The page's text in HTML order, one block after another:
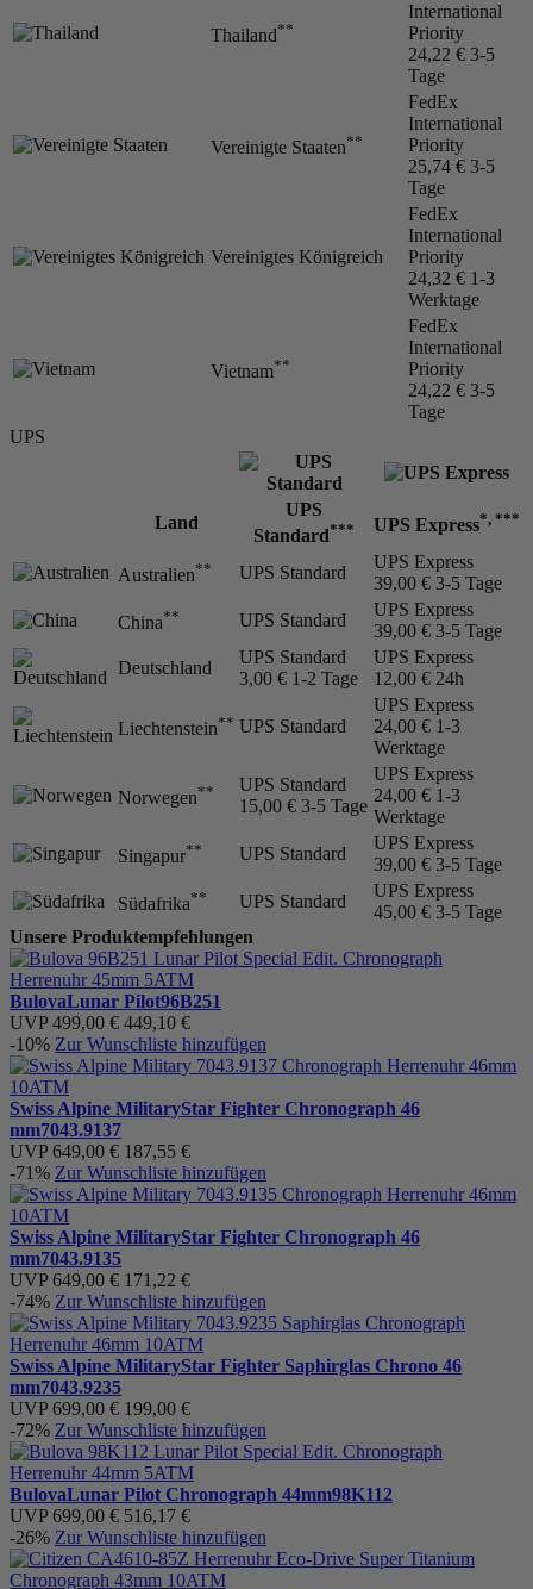
Thailand**
International
Priority
24,22 € 3-5
Tage
Vereinigte Staaten**
FedEx
International
Priority
25,74 € 3-5
Tage
Vereinigtes Königreich
FedEx
International
Priority
24,32 € 1-3
Werktage
Vietnam**
FedEx
International
Priority
24,22 € 3-5
Tage
UPS
Land
UPS
Standard*** UPS Express*, ***
Australien** UPS Standard
UPS Express
39,00 € 3-5 Tage
China** UPS Standard
UPS Express
39,00 € 3-5 Tage
Deutschland
UPS Standard
3,00 € 1-2 Tage
UPS Express
12,00 € 24h
Liechtenstein** UPS Standard
UPS Express
24,00 € 1-3
Werktage
Norwegen**
UPS Standard
15,00 € 3-5 Tage
UPS Express
24,00 € 1-3
Werktage
Singapur** UPS Standard
UPS Express
39,00 € 3-5 Tage
Südafrika** UPS Standard
UPS Express
45,00 € 3-5 Tage
Unsere Produktempfehlungen
BulovaLunar Pilot96B251
UVP 499,00 € 449,10 €
-10% Zur Wunschliste hinzufügen
Swiss Alpine MilitaryStar Fighter Chronograph 46
mm7043.9137
UVP 649,00 € 187,55 €
-71% Zur Wunschliste hinzufügen
Swiss Alpine MilitaryStar Fighter Chronograph 46
mm7043.9135
UVP 649,00 € 171,22 €
-74% Zur Wunschliste hinzufügen
Swiss Alpine MilitaryStar Fighter Saphirglas Chrono 46
mm7043.9235
UVP 699,00 € 199,00 €
-72% Zur Wunschliste hinzufügen
BulovaLunar Pilot Chronograph 44mm98K112
UVP 699,00 € 516,17 €
-26% Zur Wunschliste hinzufügen